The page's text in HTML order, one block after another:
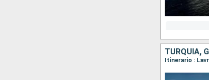
TURQUÍA,
Itinerario :